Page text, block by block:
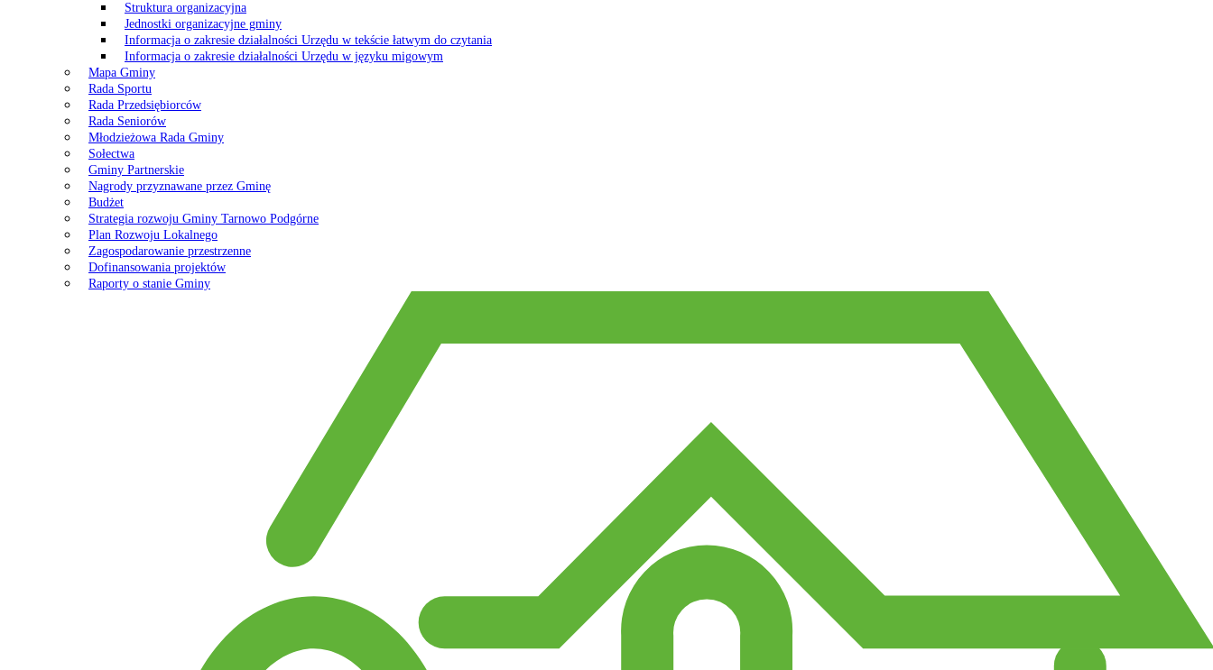
Struktura organizacyjna
Jednostki organizacyjne gminy
Informacja o zakresie działalności Urzędu w tekście łatwym do czytania
Informacja o zakresie działalności Urzędu w języku migowym
Mapa Gminy
Rada Sportu
Rada Przedsiębiorców
Rada Seniorów
Młodzieżowa Rada Gminy
Sołectwa
Gminy Partnerskie
Nagrody przyznawane przez Gminę
Budżet
Strategia rozwoju Gminy Tarnowo Podgórne
Plan Rozwoju Lokalnego
Zagospodarowanie przestrzenne
Dofinansowania projektów
Raporty o stanie Gminy